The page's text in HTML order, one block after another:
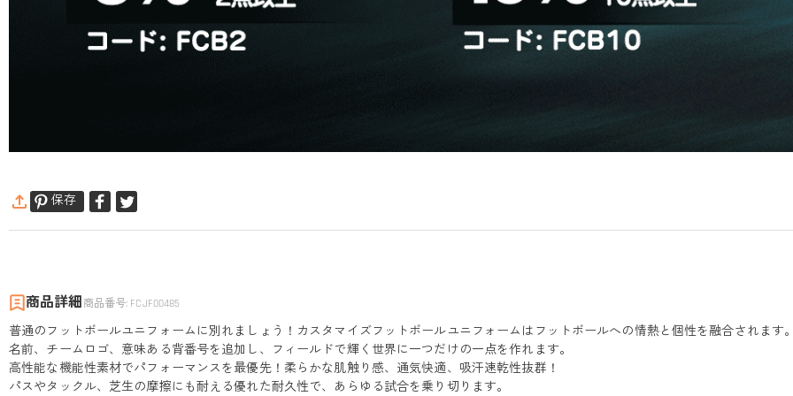
保存
商品詳細 商品番号: FCJF00485
普通のフットボールユニフォームに別れましょう！カスタマイズフットボールユニフォームはフットボールへの情熱と個性を融合されます
名前、チームロゴ、意味ある背番号を追加し、フィールドで輝く世界に一つだけの一点を作れます。
高性能な機能性素材でパフォーマンスを最優先！柔らかな肌触り感、通気快適、吸汗速乾性抜群！
パスやタックル、芝生の摩擦にも耐える優れた耐久性で、あらゆる試合を乗り切ります。